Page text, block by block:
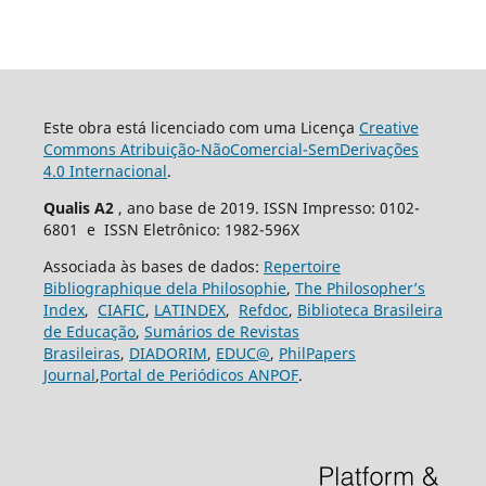
Este obra está licenciado com uma Licença Creative
Commons Atribuição-NãoComercial-SemDerivações
4.0 Internacional.
Qualis A2 , ano base de 2019. ISSN Impresso: 0102-
6801 e ISSN Eletrônico: 1982-596X
Associada às bases de dados: Repertoire
Bibliographique dela Philosophie, The Philosopher’s
Index, CIAFIC, LATINDEX, Refdoc, Biblioteca Brasileira
de Educação, Sumários de Revistas
Brasileiras, DIADORIM, EDUC@, PhilPapers
Journal,Portal de Periódicos ANPOF.